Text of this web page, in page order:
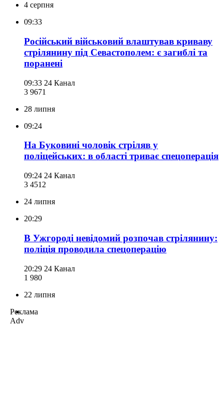
4 серпня
09:33
Російський військовий влаштував криваву
стрілянину під Севастополем: є загиблі та
поранені
09:33 24 Канал
3 9671
28 липня
09:24
На Буковині чоловік стріляв у
поліцейських: в області триває спецоперація
09:24 24 Канал
3 451 2
24 липня
20:29
В Ужгороді невідомий розпочав стрілянину:
поліція проводила спецоперацію
20:29 24 Канал
1 980
22 липня
Реклама
Adv